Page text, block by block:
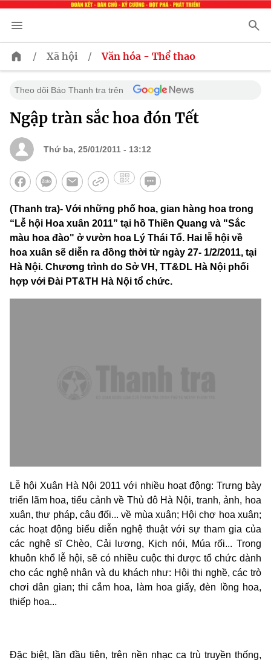
/ Xã hội / Văn hóa - Thể thao
Theo dõi Báo Thanh tra trên
Ngập tràn sắc hoa đón Tết
Thứ ba, 25/01/2011 - 13:12
(Thanh tra)- Với những phố hoa, gian hàng hoa trong
“Lễ hội Hoa xuân 2011” tại hồ Thiền Quang và "Sắc
màu hoa đào" ở vườn hoa Lý Thái Tổ. Hai lễ hội về
hoa xuân sẽ diễn ra đồng thời từ ngày 27- 1/2/2011, tại
Hà Nội. Chương trình do Sở VH, TT&DL Hà Nội phối
hợp với Đài PT&TH Hà Nội tổ chức.
Lễ hội Xuân Hà Nội 2011 với nhiều hoạt động: Trưng bày
triển lãm hoa, tiểu cảnh về Thủ đô Hà Nội, tranh, ảnh, hoa
xuân, thư pháp, câu đối... về mùa xuân; Hội chợ hoa xuân;
các hoạt động biểu diễn nghệ thuật với sự tham gia của
các nghệ sĩ Chèo, Cải lương, Kịch nói, Múa rối... Trong
khuôn khổ lễ hội, sẽ có nhiều cuộc thi được tổ chức dành
cho các nghệ nhân và du khách như: Hội thi nghề, các trò
chơi dân gian; thi cắm hoa, làm hoa giấy, đèn lồng hoa,
thiếp hoa...
Đặc biệt, lần đầu tiên, trên nền nhạc ca trù truyền thống,